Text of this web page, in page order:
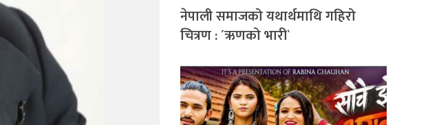
नेपाली समाजको यथार्थमाथि गहिरो
चित्रण : ´ऋणको भारी`